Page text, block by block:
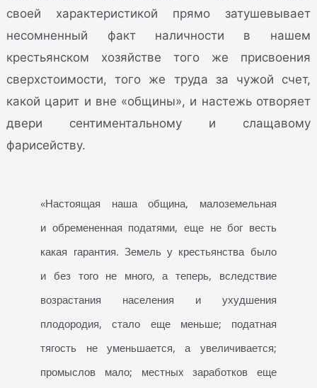
своей характеристикой прямо затушевывает
несомненный факт наличности в нашем
крестьянском хозяйстве того же присвоения
сверхстоимости, того же труда за чужой счет,
какой царит и вне «общины», и настежь отворяет
двери сентиментальному и слащавому
фарисейству.
«Настоящая наша община, малоземельная
и обремененная податями, еще не бог весть
какая гарантия. Земель у крестьянства было
и без того не много, а теперь, вследствие
возрастания населения и ухудшения
плодородия, стало еще меньше; податная
тягость не уменьшается, а увеличивается;
промыслов мало; местных заработков еще